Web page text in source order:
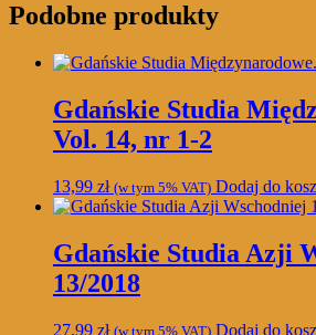
Podobne produkty
Gdańskie Studia
Vol. 14, nr 1-2
13,99 zł (w tym 5% VAT) Dodaj do
Gdańskie Studia Azji
13/2018
27,99 zł (w tym 5% VAT) Dodaj do